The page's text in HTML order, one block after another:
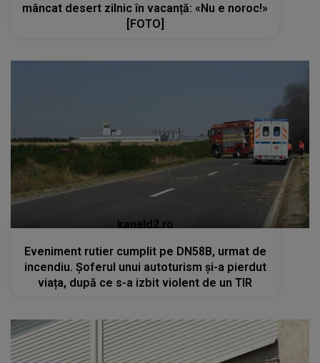
mâncat desert zilnic în vacanță: «Nu e noroc!»
[FOTO]
kanald2.ro
Eveniment rutier cumplit pe DN58B, urmat de
incendiu. Șoferul unui autoturism și-a pierdut
viața, după ce s-a izbit violent de un TIR